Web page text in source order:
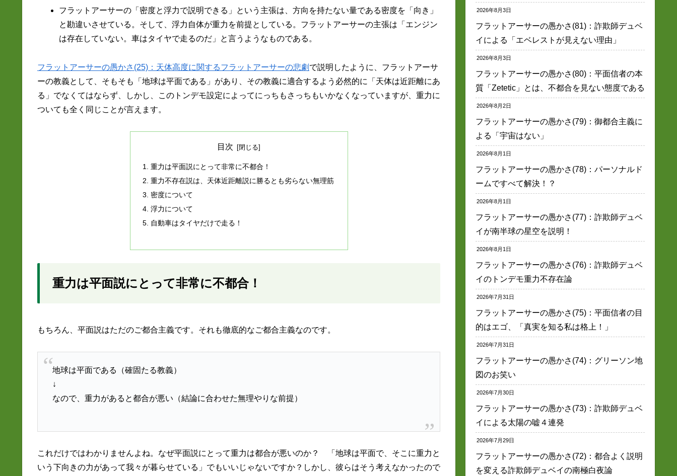
フラットアーサーの「密度と浮力で説明できる」という主張は、方向を持たない量である密度を「向き」
と勘違いさせている。そして、浮力自体が重力を前提としている。フラットアーサーの主張は「エンジン
は存在していない。車はタイヤで走るのだ」と言うようなものである。
フラットアーサーの愚かさ(25)：天体高度に関するフラットアーサーの悲劇 で説明したように、フラットアーサ
ーの教義として、そもそも「地球は平面である」があり、その教義に適合するよう必然的に「天体は近距離にあ
る」でなくてはならず、しかし、このトンデモ設定によってにっちもさっちもいかなくなっていますが、重力に
ついても全く同じことが言えます。
目次
重力は平面説にとって非常に不都合！
重力不存在説は、天体近距離説に勝るとも劣らない無理筋
密度について
浮力について
自動車はタイヤだけで走る！
重力は平面説にとって非常に不都合！
もちろん、平面説はただのご都合主義です。それも徹底的なご都合主義なのです。
地球は平面である（確固たる教義）
↓
なので、重力があると都合が悪い（結論に合わせた無理やりな前提）
これだけではわかりませんよね。なぜ平面説にとって重力は都合が悪いのか？ 「地球は平面で、そこに重力と
いう下向きの力があって我々が暮らせている」でもいいじゃないですか？しかし、彼らはそう考えなかったので
2026年8月3日
フラットアーサーの愚かさ(81)：詐欺師デュベ
イによる「エベレストが見えない理由」
2026年8月3日
フラットアーサーの愚かさ(80)：平面信者の本
質「Zetetic」とは、不都合を見ない態度である
2026年8月2日
フラットアーサーの愚かさ(79)：御都合主義に
よる「宇宙はない」
2026年8月1日
フラットアーサーの愚かさ(78)：パーソナルド
ームですべて解決！？
2026年8月1日
フラットアーサーの愚かさ(77)：詐欺師デュベ
イが南半球の星空を説明！
2026年8月1日
フラットアーサーの愚かさ(76)：詐欺師デュベ
イのトンデモ重力不存在論
2026年7月31日
フラットアーサーの愚かさ(75)：平面信者の目
的はエゴ、「真実を知る私は格上！」
2026年7月31日
フラットアーサーの愚かさ(74)：グリーソン地
図のお笑い
2026年7月30日
フラットアーサーの愚かさ(73)：詐欺師デュベ
イによる太陽の嘘４連発
2026年7月29日
フラットアーサーの愚かさ(72)：都合よく説明
を変える詐欺師デュベイの南極白夜論